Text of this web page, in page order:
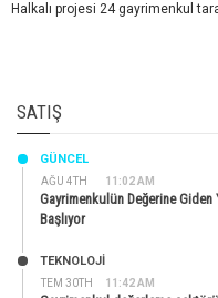
Halkalı projesi 24 gayrimenkul
SATIŞ
AĞU 4TH 11:02 AM
GÜNCEL
Gayrimenkulün Değerine
Başlıyor
TEM 30TH 11:42 AM
TEKNOLOJİ